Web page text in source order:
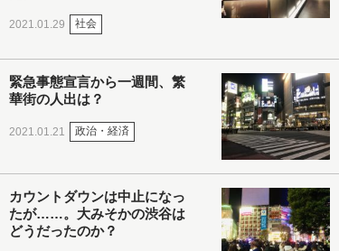
2021.01.29 社会
緊急事態宣言から一週間、繁
華街の人出は？
2021.01.21 政治・経済
カウントダウンは中止になっ
たが……。大みそかの渋谷は
どうだったのか？